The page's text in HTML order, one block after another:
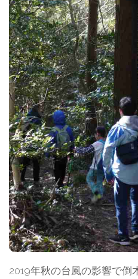
2019年秋の台風の影響で倒